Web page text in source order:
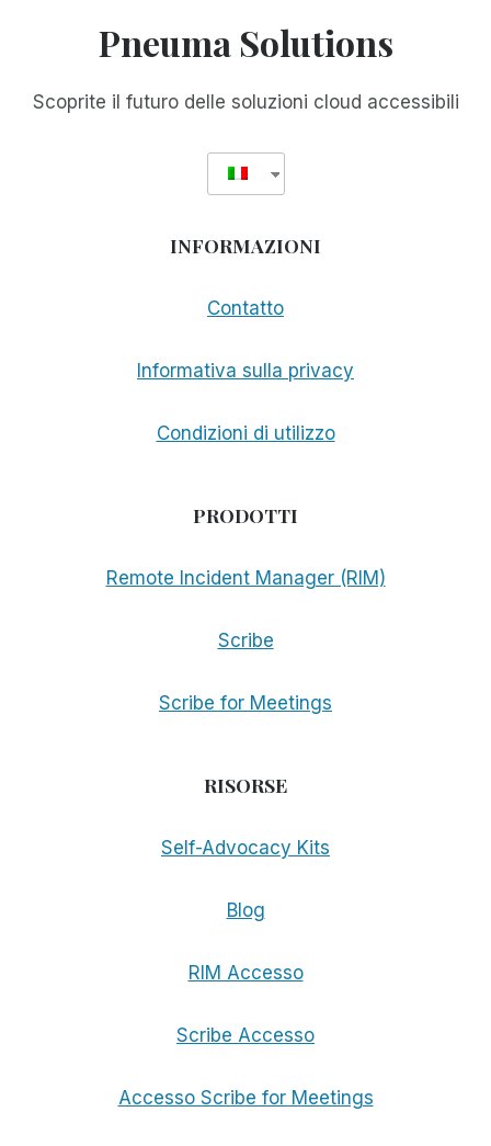
DI
TESTO
Pneuma Solutions
Scoprite il futuro delle soluzioni cloud accessibili
INFORMAZIONI
Contatto
Informativa sulla privacy
Condizioni di utilizzo
PRODOTTI
Remote Incident Manager (RIM)
Scribe
Scribe for Meetings
RISORSE
Self-Advocacy Kits
Blog
RIM Accesso
Scribe Accesso
Accesso Scribe for Meetings